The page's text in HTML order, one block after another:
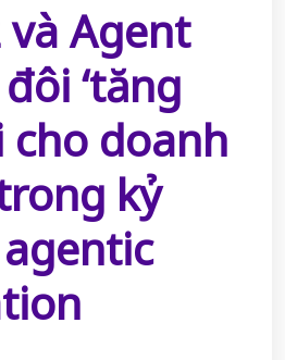
và Agent
‘tăng
cho doanh
kỷ